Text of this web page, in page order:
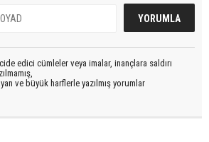
edici cümleler veya imalar, inançlara saldırı
ve büyük harflerle yazılmış yorumlar